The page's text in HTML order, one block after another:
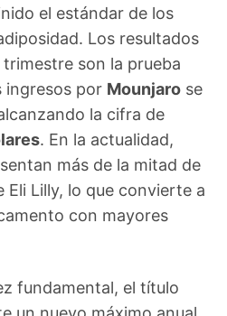
el estándar de los
Los resultados
son la prueba
ingresos por Mounjaro se
la cifra de
. En la actualidad,
más de la mitad de
Lilly, lo que convierte a
con mayores
fundamental, el título